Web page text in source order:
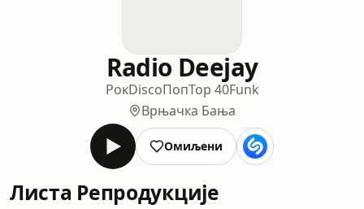
Radio Deejay
РокDiscoПопTop 40Funk
Врњачка Бања
Омиљени
Листа Репродукције